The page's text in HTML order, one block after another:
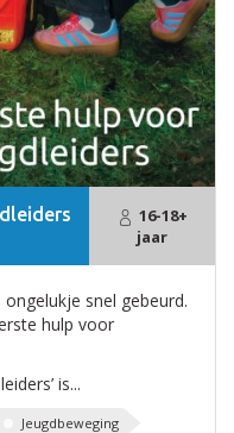
16-18+
jaar
snel gebeurd.
hulp voor
is...
Jeugdbeweging